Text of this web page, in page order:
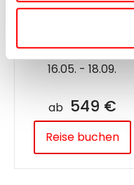
Saison C
16.05. - 18.09.
ab 549 €
Reise buchen